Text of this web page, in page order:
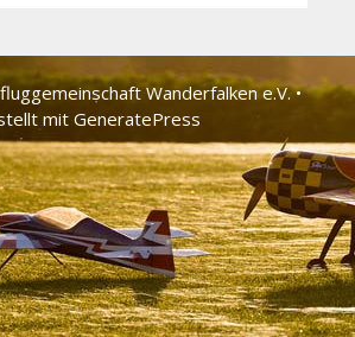
Wander­falken e.V.•
mit GeneratePress